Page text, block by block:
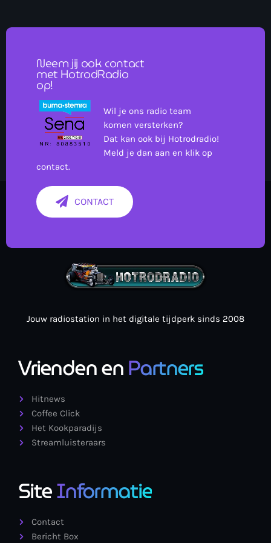
12:00 - 14:00
Vooral voor jaren 60, 70, 80, 90 muziek en de genres Rock
, Blues , Reggea , betere Disco & NL muziek kan je gerust
op Van Oor tot Oor afstemmen!
Nieuws
Neem jij ook contact
met HotrodRadio
op!
Wil je ons radio team
komen versterken?
Dat kan ook bij Hotrodradio!
Meld je dan aan en klik op
contact.
CONTACT
Jouw radiostation in het digitale tijdperk sinds 2008
Vrienden enPartners
Hitnews
Coffee Click
Het Kookparadijs
Streamluisteraars
SiteInformatie
Contact
Bericht Box